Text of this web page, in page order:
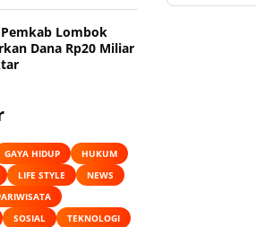
Lombok
Dana Rp20 Miliar
GAYA HIDUP
HUKUM
LIFE STYLE
NEWS
SOSIAL
TEKNOLOGI